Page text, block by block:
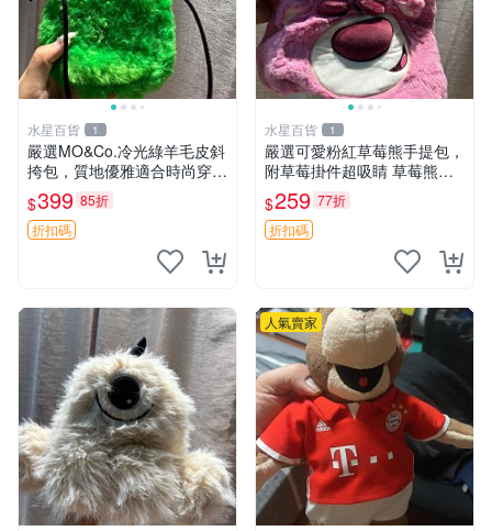
水星百貨 1
嚴選MO&Co.冷光綠羊毛皮斜
挎包，質地優雅適合時尚穿搭
冷光綠 皮包 斜挎包
$399 85折
折扣碼
水星百貨 1
嚴選可愛粉紅草莓熊手提包，
附草莓掛件超吸睛 草莓熊手
提包 草莓掛件 可愛portunes
e
$259 77折
折扣碼
人氣賣家